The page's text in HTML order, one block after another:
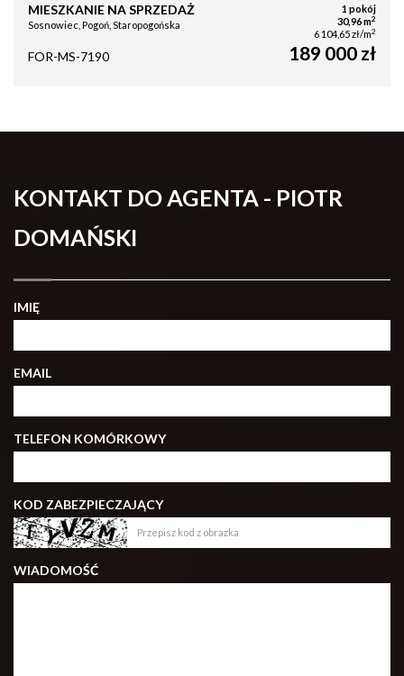
MIESZKANIE NA SPRZEDAŻ
Sosnowiec, Pogoń, Staropogońska
1 pokój
30,96 m2
6 104,65 zł/m2
FOR-MS-7190 189 000 zł
KONTAKT DO AGENTA - PIOTR
DOMAŃSKI
IMIĘ
EMAIL
TELEFON KOMÓRKOWY
KOD ZABEZPIECZAJĄCY
WIADOMOŚĆ